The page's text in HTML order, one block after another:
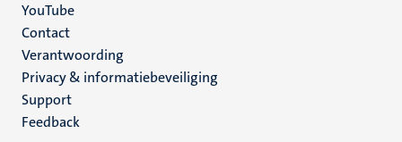
YouTube
Menu
footer
(NL)
Contact
Verantwoording
Privacy & informatiebeveiliging
Support
Feedback